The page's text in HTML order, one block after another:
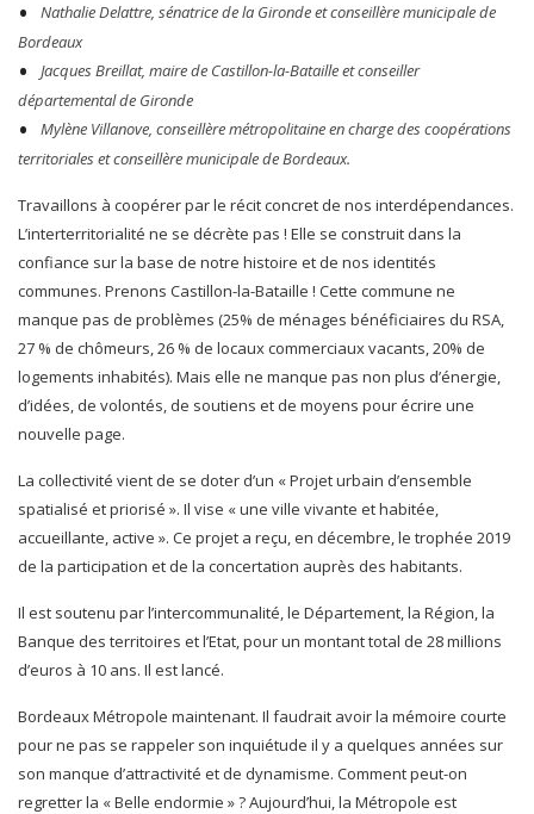
Nathalie Delattre, sénatrice de la Gironde et conseillère municipale de
Bordeaux
Jacques Breillat, maire de Castillon-la-Bataille et conseiller
départemental de Gironde
Mylène Villanove, conseillère métropolitaine en charge des coopérations
territoriales et conseillère municipale de Bordeaux.
Travaillons à coopérer par le récit concret de nos interdépendances.
L’interterritorialité ne se décrète pas ! Elle se construit dans la
confiance sur la base de notre histoire et de nos identités
communes. Prenons Castillon-la-Bataille ! Cette commune ne
manque pas de problèmes (25% de ménages bénéficiaires du RSA,
27 % de chômeurs, 26 % de locaux commerciaux vacants, 20% de
logements inhabités). Mais elle ne manque pas non plus d’énergie,
d’idées, de volontés, de soutiens et de moyens pour écrire une
nouvelle page.
La collectivité vient de se doter d’un « Projet urbain d’ensemble
spatialisé et priorisé ». Il vise « une ville vivante et habitée,
accueillante, active ». Ce projet a reçu, en décembre, le trophée 2019
de la participation et de la concertation auprès des habitants.
Il est soutenu par l’intercommunalité, le Département, la Région, la
Banque des territoires et l’Etat, pour un montant total de 28 millions
d’euros à 10 ans. Il est lancé.
Bordeaux Métropole maintenant. Il faudrait avoir la mémoire courte
pour ne pas se rappeler son inquiétude il y a quelques années sur
son manque d’attractivité et de dynamisme. Comment peut-on
regretter la « Belle endormie » ? Aujourd’hui, la Métropole est